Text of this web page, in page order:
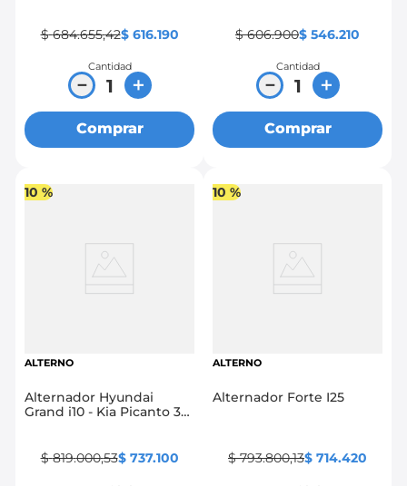
$ 684.655,42$ 616.190
Cantidad
＋
－
Comprar
$ 606.900$ 546.210
Cantidad
＋
－
Comprar
10 %
ALTERNO
Alternador Hyundai
Grand i10 - Kia Picanto 3P
$ 819.000,53$ 737.100
10 %
ALTERNO
Alternador Forte I25
$ 793.800,13$ 714.420